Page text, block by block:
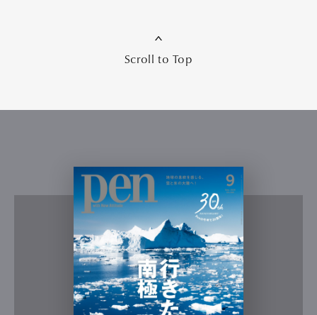
Scroll to Top